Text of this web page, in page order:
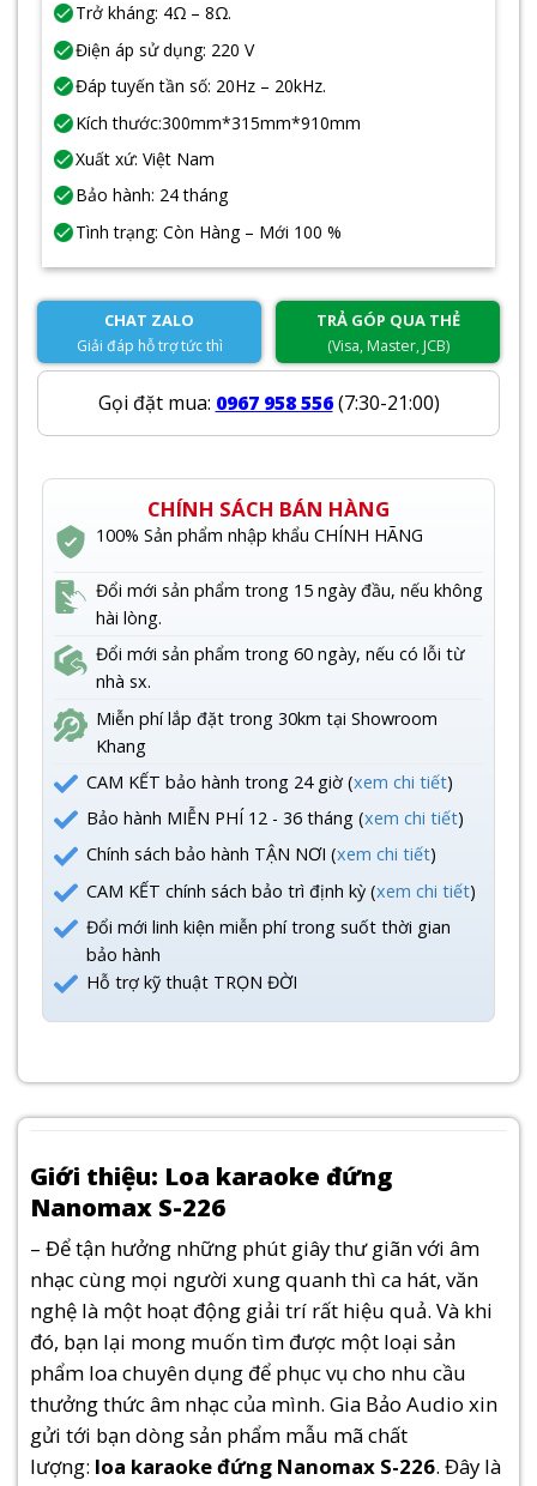
Trở kháng: 4Ω – 8Ω.
Điện áp sử dụng: 220 V
Đáp tuyến tần số: 20Hz – 20kHz.
Kích thước:300mm*315mm*910mm
Xuất xứ: Việt Nam
Bảo hành: 24 tháng
Tình trạng: Còn Hàng – Mới 100 %
CHAT ZALO
Giải đáp hỗ trợ tức thì
TRẢ GÓP QUA THẺ
(Visa, Master, JCB)
Gọi đặt mua: 0967 958 556(7:30-21:00)
CHÍNH SÁCH BÁN HÀNG
100% Sản phẩm nhập khẩu CHÍNH HÃNG
Đổi mới sản phẩm trong 15 ngày đầu, nếu không
hài lòng.
Đổi mới sản phẩm trong 60 ngày, nếu có lỗi từ
nhà sx.
Miễn phí lắp đặt trong 30km tại Showroom
Khang
CAM KẾT bảo hành trong 24 giờ (xem chi tiết)
Bảo hành MIỄN PHÍ 12 - 36 tháng (xem chi tiết)
Chính sách bảo hành TẬN NƠI (xem chi tiết)
CAM KẾT chính sách bảo trì định kỳ (xem chi tiết)
Đổi mới linh kiện miễn phí trong suốt thời gian
bảo hành
Hỗ trợ kỹ thuật TRỌN ĐỜI
Giới thiệu: Loa karaoke đứng
Nanomax S-226
– Để tận hưởng những phút giây thư giãn với âm
nhạc cùng mọi người xung quanh thì ca hát, văn
nghệ là một hoạt động giải trí rất hiệu quả. Và khi
đó, bạn lại mong muốn tìm được một loại sản
phẩm loa chuyên dụng để phục vụ cho nhu cầu
thưởng thức âm nhạc của mình. Gia Bảo Audio xin
gửi tới bạn dòng sản phẩm mẫu mã chất
lượng: loa karaoke đứng Nanomax S-226. Đây là